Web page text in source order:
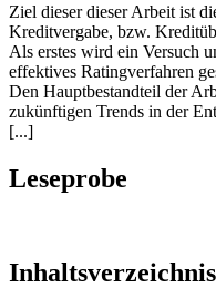
Ziel dieser dieser Arbeit ist
Kreditvergabe, bzw.
Als erstes wird ein Versuch
effektives Ratingverfahren
Den Hauptbestandteil der
zukünftigen Trends in der
[...]
Leseprobe
Inhaltsverzeichnis